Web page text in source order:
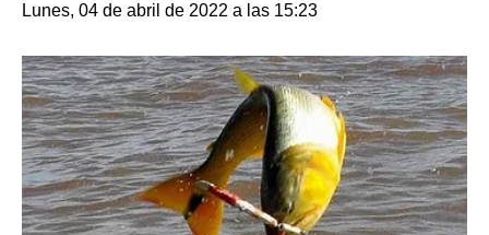
Lunes, 04 de abril de 2022 a las 15:23